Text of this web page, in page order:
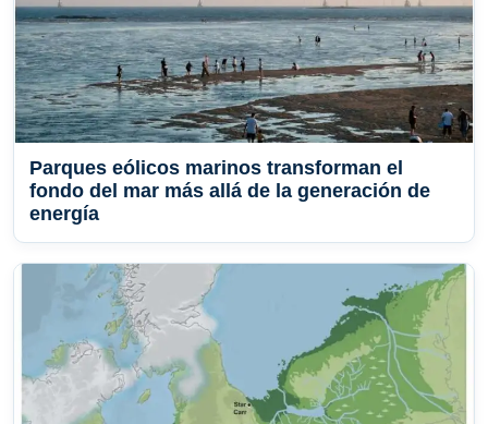
Parques eólicos marinos transforman el
fondo del mar más allá de la generación de
energía